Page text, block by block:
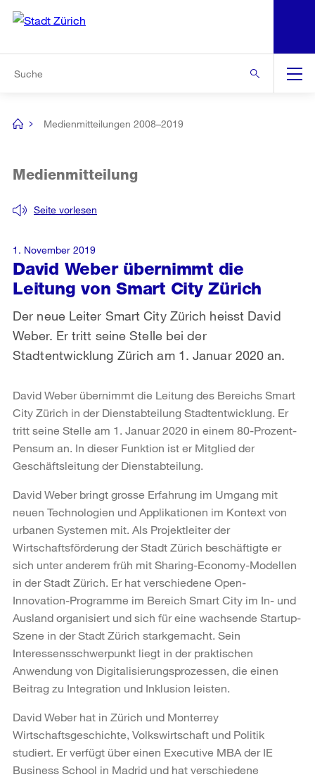
Navigation
[no
Medienmitteilungen 2008–2019
David Weber übernimmt die
Leitung von Smart City Zürich
Seite vorlesen
Medienmitteilung
Der neue Leiter Smart City Zürich heisst David
Weber. Er tritt seine Stelle bei der
Stadtentwicklung Zürich am 1. Januar 2020 an.
1. November 2019
David Weber übernimmt die Leitung des Bereichs Smart
City Zürich in der Dienstabteilung Stadtentwicklung. Er
tritt seine Stelle am 1. Januar 2020 in einem 80-Prozent-
Pensum an. In dieser Funktion ist er Mitglied der
Geschäftsleitung der Dienstabteilung.
David Weber bringt grosse Erfahrung im Umgang mit
neuen Technologien und Applikationen im Kontext von
urbanen Systemen mit. Als Projektleiter der
Wirtschaftsförderung der Stadt Zürich beschäftigte er
sich unter anderem früh mit Sharing-Economy-Modellen
in der Stadt Zürich. Er hat verschiedene Open-
Innovation-Programme im Bereich Smart City im In- und
Ausland organisiert und sich für eine wachsende Startup-
Szene in der Stadt Zürich starkgemacht. Sein
Interessensschwerpunkt liegt in der praktischen
Anwendung von Digitalisierungsprozessen, die einen
Beitrag zu Integration und Inklusion leisten.
David Weber hat in Zürich und Monterrey
Wirtschaftsgeschichte, Volkswirtschaft und Politik
studiert. Er verfügt über einen Executive MBA der IE
Business School in Madrid und hat verschiedene